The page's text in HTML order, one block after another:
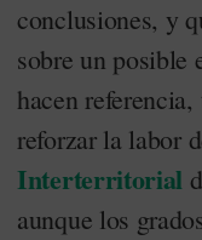
conclusiones, y
sobre un posible
hacen
reforzar la labor
Interterritorial
aunque los